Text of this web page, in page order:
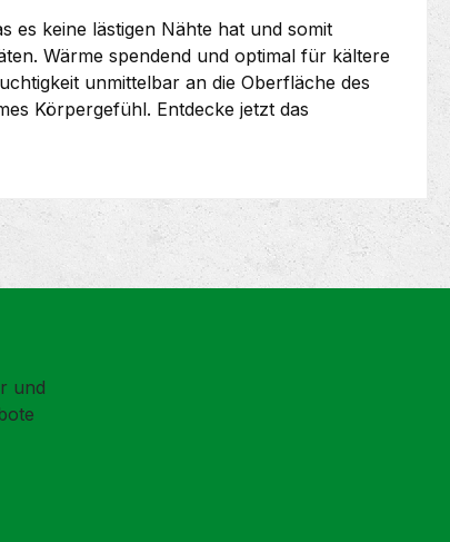
es keine lästigen Nähte hat und somit
Wärme spendend und optimal für kältere
unmittelbar an die Oberfläche des
Körpergefühl. Entdecke jetzt das
und